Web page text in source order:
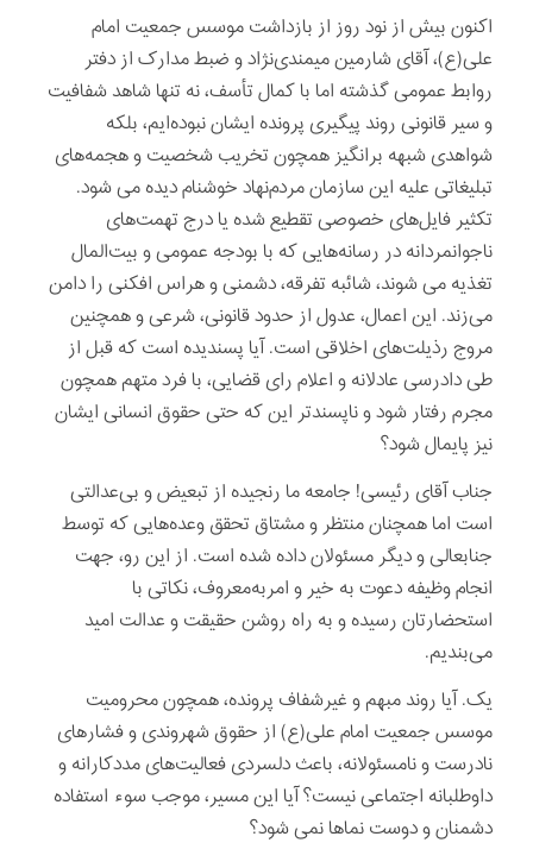
اکنون بیش از نود روز از بازداشت موسس جمعیت امام
علی(ع)، آقای شارمین میمندی‌نژاد و ضبط مدارک از دفتر
روابط عمومی گذشته اما با کمال تأسف، نه تنها شاهد شفافیت
و سیر قانونی روند پیگیری پرونده ایشان نبوده‌ا‌‌‌یم، بلکه
شواهدی شبهه برانگیز همچون تخریب شخصیت و هجمه‌های
تبلیغاتی علیه این سازمان مردم‌نهاد خوشنام دیده می شود.
تکثیر فایل‌های خصوصی تقطیع شده یا درج تهمت‌های
ناجوانمردانه در رسانه‌هایی که با بودجه عمومی و بیت‌المال
تغذیه می شوند، شائبه تفرقه، دشمنی و هراس افکنی را دامن
می‌زند. این اعمال، عدول از حدود قانونی، شرعی و همچنین
مروج رذیلت‌های اخلاقی است. آیا پسندیده است که قبل از
طی دادرسی عادلانه و اعلام رای قضایی، با فرد متهم همچون
مجرم رفتار شود و ناپسندتر این که حتی حقوق انسانی ایشان
نیز پایمال شود؟
جناب آقای رئیسی! جامعه ما رنجیده از تبعیض و بی‌عدالتی
است اما همچنان منتظر و مشتاق تحقق وعده‌هایی که توسط
جنابعالی و دیگر مسئولان داده شده است. از این رو، جهت
انجام وظیفه دعوت به خیر و امربه‌معروف، نکاتی با
استحضارتان رسیده و به راه روشن حقیقت و عدالت امید
می‌بندیم.
یک. آیا روند مبهم و غیرشفاف پرونده، همچون محرومیت
موسس جمعیت امام علی(ع) از حقوق شهروندی و فشارهای
نادرست و نامسئولانه، باعث دلسردی فعالیت‌های مددکارانه و
داوطلبانه اجتماعی نیست؟ آیا این مسیر، موجب سوء استفاده
دشمنان و دوست نماها نمی شود؟